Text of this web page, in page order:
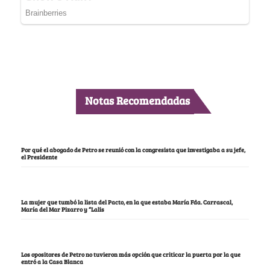
Notas Recomendadas
Por qué el abogado de Petro se reunió con la congresista que investigaba a su jefe,
el Presidente
La mujer que tumbó la lista del Pacto, en la que estaba María Fda. Carrascal,
María del Mar Pizarro y “Lalis
Los opositores de Petro no tuvieron más opción que criticar la puerta por la que
entró a la Casa Blanca